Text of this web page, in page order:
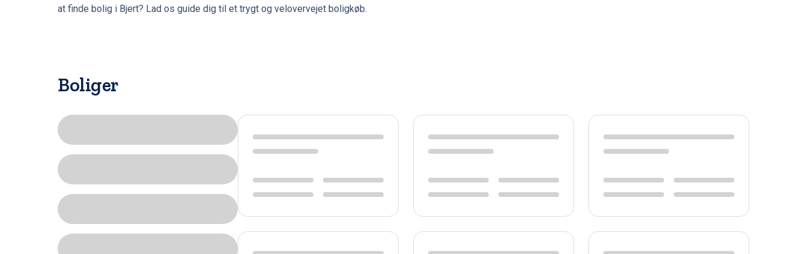
at finde bolig i Bjert? Lad os guide dig til et trygt og velovervejet boligkøb.
Boliger